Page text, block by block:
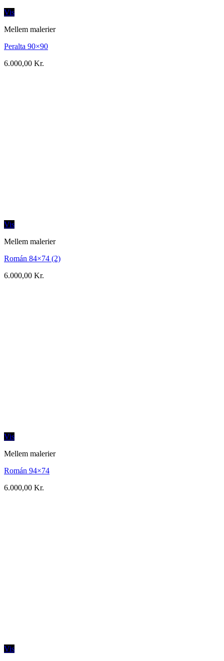
Vis
Mellem malerier
Peralta 90×90
6.000,00 Kr.
Vis
Mellem malerier
Román 84×74 (2)
6.000,00 Kr.
Vis
Mellem malerier
Román 94×74
6.000,00 Kr.
Vis